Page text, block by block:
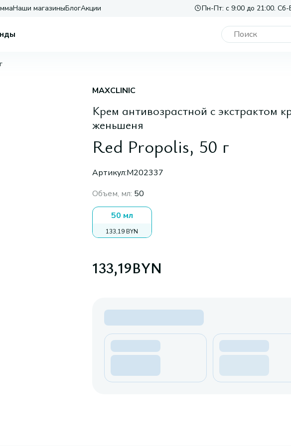
Наши магазиныБлогАкции Пн-Пт: с 9:00 до 21:00. Сб-
MAXCLINIC
Крем антивозрастной с экстрактом
женьшеня
Red Propolis, 50 г
Артикул:M202337
Объем, мл: 50
50 мл
133,19 BYN
133,19BYN